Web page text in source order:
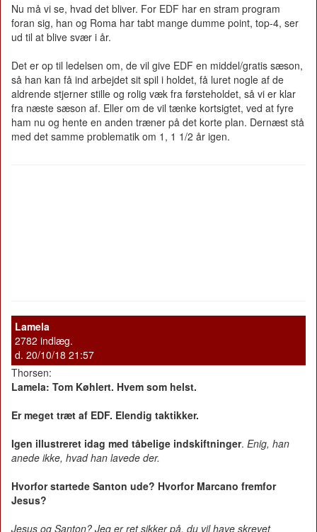
Nu må vi se, hvad det bliver. For EDF har en stram program
foran sig, han og Roma har tabt mange dumme point, top-4, ser
ud til at blive svær i år.
Det er op til ledelsen om, de vil give EDF en middel/gratis sæson,
så han kan få ind arbejdet sit spil i holdet, få luret nogle af de
aldrende stjerner stille og rolig væk fra førsteholdet, så vi er klar
fra næste sæson af. Eller om de vil tænke kortsigtet, ved at fyre
ham nu og hente en anden træner på det korte plan. Dernæst stå
med det samme problematik om 1, 1 1/2 år igen.
Lamela
2782 indlæg.
d. 20/10/18 21:57
Thorsen:
Lamela: Tom Køhlert. Hvem som helst.
Er meget træt af EDF. Elendig taktikker.
Igen illustreret idag med tåbelige indskiftninger. Enig, han
anede ikke, hvad han lavede der.
Hvorfor startede Santon ude? Hvorfor Marcano fremfor
Jesus?
Jesus og Santon? Jeg er ret sikker på, du vil have skrevet